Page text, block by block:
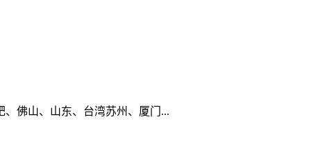
佛山、山东、台湾苏州、厦门...